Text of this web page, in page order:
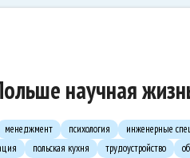
научная
менеджмент психология инженерные
польская кухня трудоустройство